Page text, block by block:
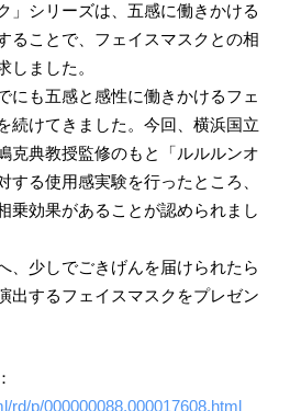
シリーズは、五感に働きかける
ることで、フェイスマスクとの相
しました。
も五感と感性に働きかけるフェ
続けてきました。今回、横浜国立
克典教授監修のもと「ルルルンオ
する使用感実験を行ったところ、
乗効果があることが認められまし
少しでごきげんを届けられたら
出するフェイスマスクをプレゼン
rd/p/000000088.000017608.html